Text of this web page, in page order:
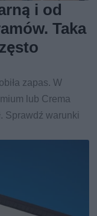
i od
Taka
zapas. W
lub Crema
Sprawdź warunki